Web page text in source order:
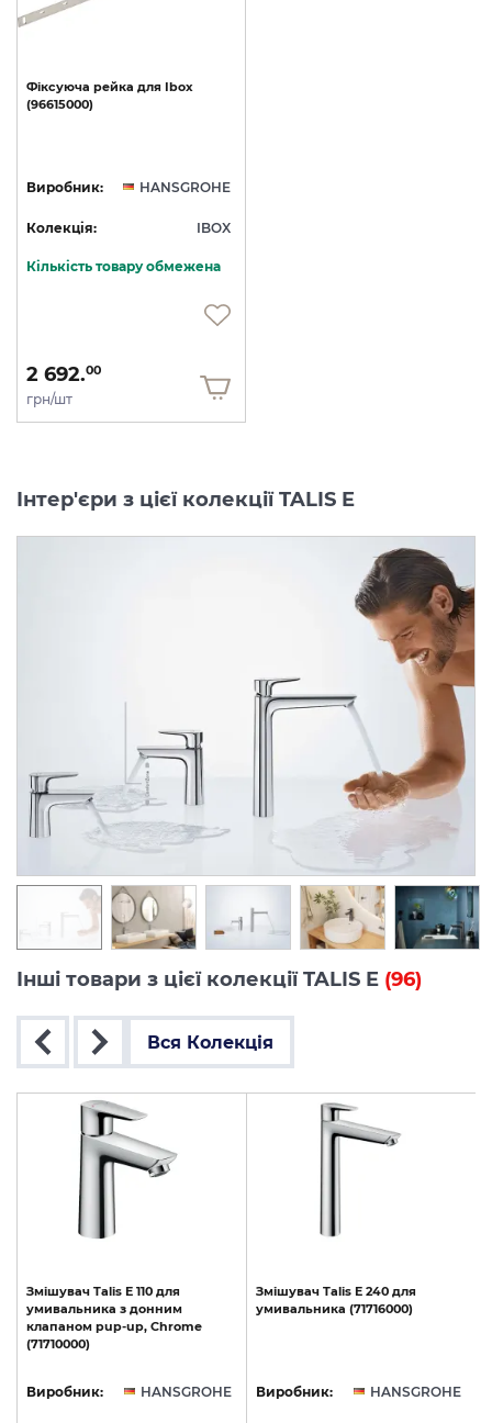
Фіксуюча рейка для Ibox
(96615000)
Виробник: HANSGROHE
Колекція: IBOX
Кількість товару обмежена
2 692.00
грн/шт
Інтер'єри з цієї колекції TALIS E
Інші товари з цієї колекції TALIS E (96)
Вся Колекція
Змішувач Talis E 110 для
умивальника з донним
клапаном pup-up, Chrome
(71710000)
Виробник: HANSGROHE
Змішувач Talis E 240 для
умивальника (71716000)
Виробник: HANSGROHE